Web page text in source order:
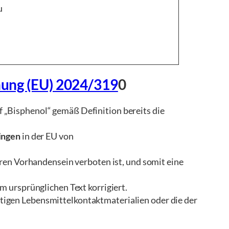
(EU) 2024/3190
gemäß Definition bereits die
in der EU von
Vorhandensein verboten ist, und somit eine
ursprünglichen Text korrigiert.
Lebensmittelkontaktmaterialien oder die der